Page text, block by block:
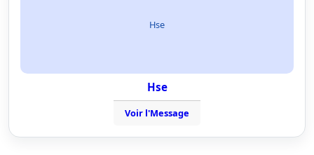
Hse
Hse
Voir l'Message